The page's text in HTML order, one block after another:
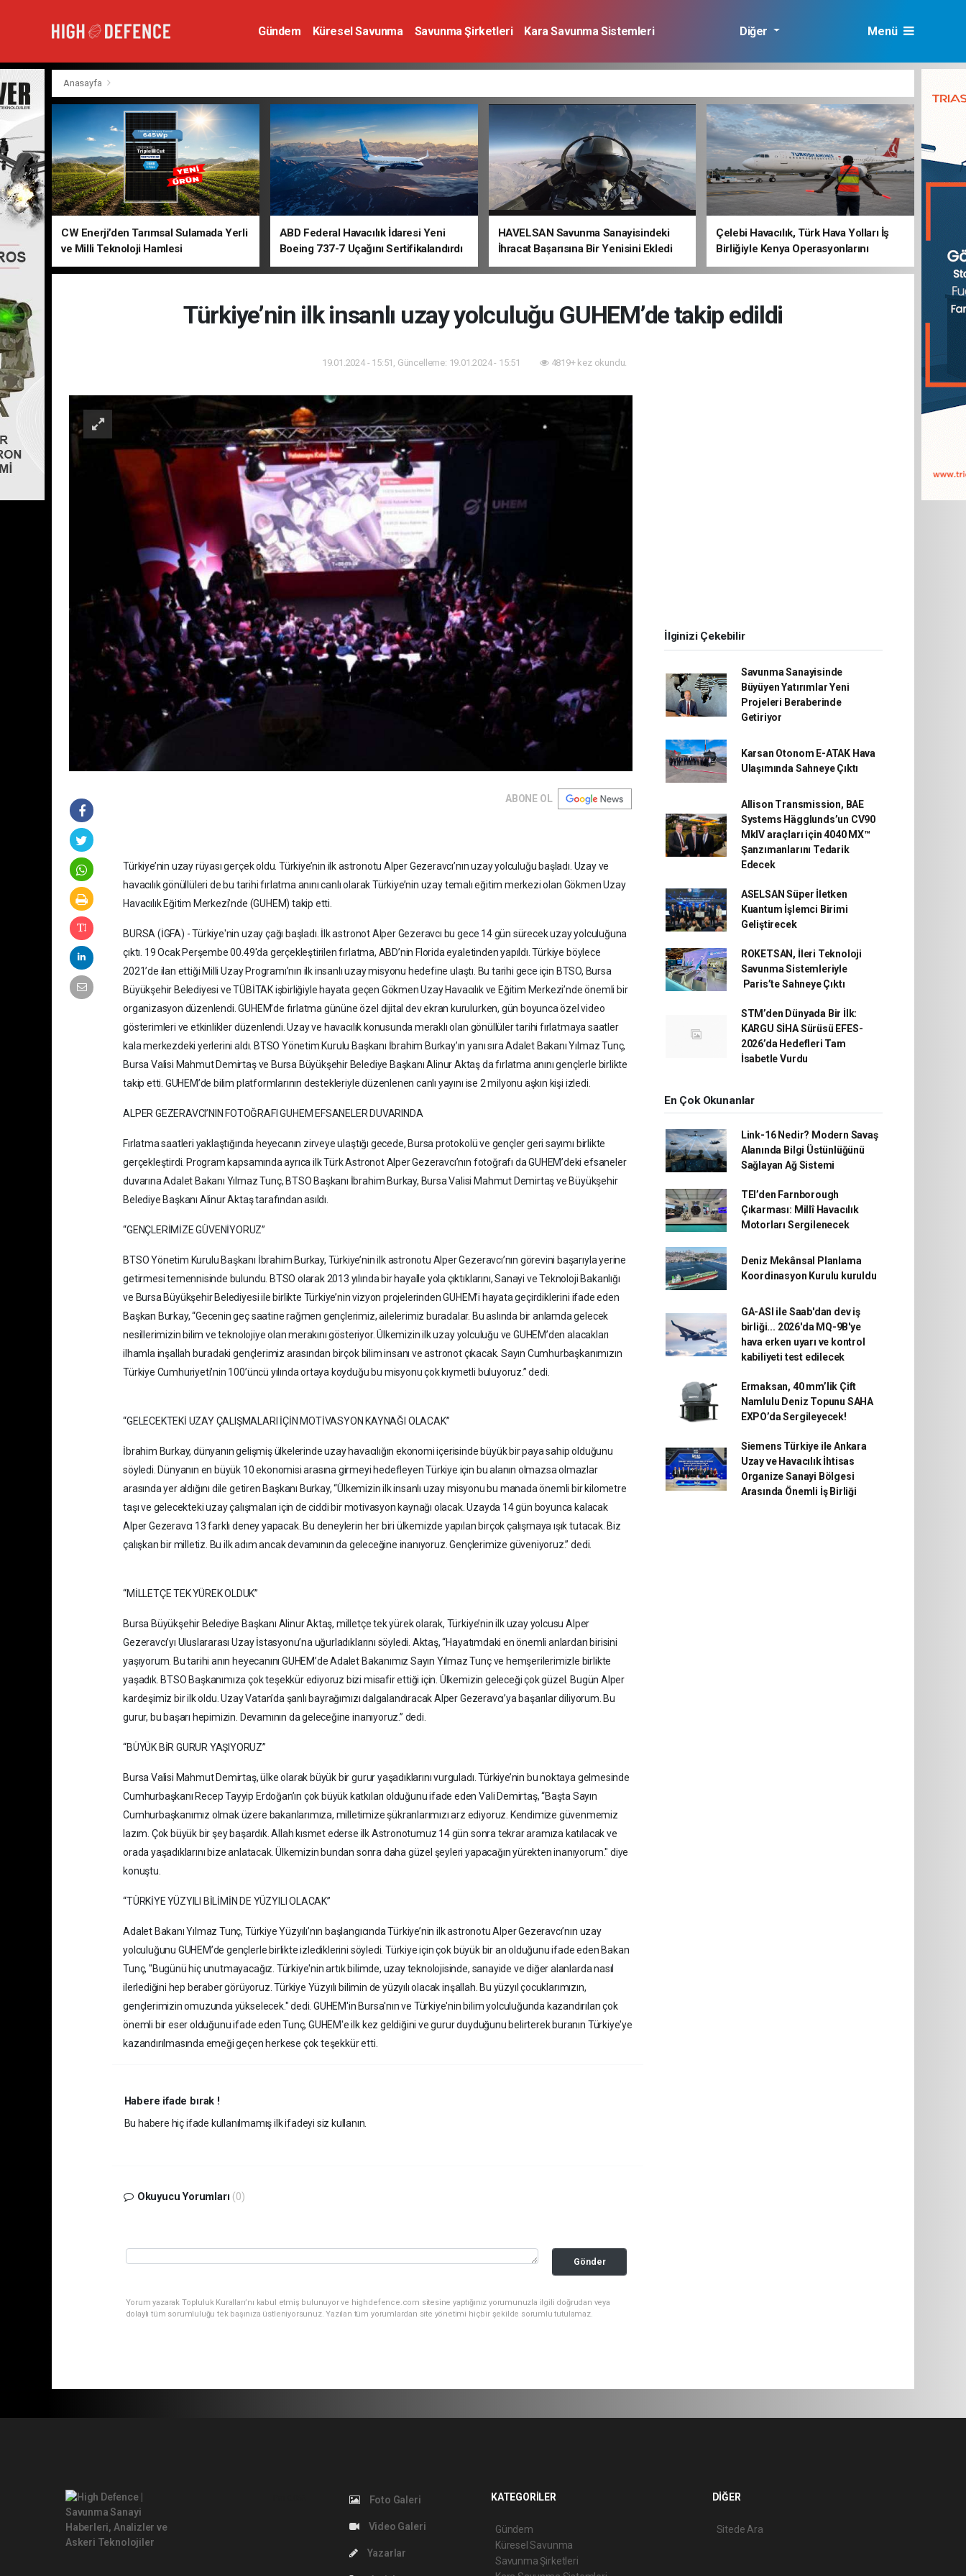
Gündem Küresel Savunma Savunma Şirketleri
Kara Savunma Sistemleri
Diğer Menü
Anasayfa
CW Enerji’den Tarımsal Sulamada Yerli
ve Milli Teknoloji Hamlesi
ABD Federal Havacılık İdaresi Yeni
Boeing 737-7 Uçağını Sertifikalandırdı
HAVELSAN Savunma Sanayisindeki
İhracat Başarısına Bir Yenisini Ekledi
Çelebi Havacılık, Türk Hava Yolları İş
Birliğiyle Kenya Operasyonlarını
Güçlendiriyor
Türkiye’nin ilk insanlı uzay yolculuğu GUHEM’de takip edildi
19.01.2024 - 15:51, Güncelleme: 19.01.2024 - 15:51 4819+ kez okundu.
ABONE OL
Türkiye’nin uzay rüyası gerçek oldu. Türkiye’nin ilk astronotu Alper Gezeravcı’nın uzay yolculuğu başladı. Uzay ve
havacılık gönüllüleri de bu tarihi fırlatma anını canlı olarak Türkiye’nin uzay temalı eğitim merkezi olan Gökmen Uzay
Havacılık Eğitim Merkezi’nde (GUHEM) takip etti.
BURSA (İGFA) - Türkiye'nin uzay çağı başladı. İlk astronot Alper Gezeravcı bu gece 14 gün sürecek uzay yolculuğuna
çıktı. 19 Ocak Perşembe 00.49'da gerçekleştirilen fırlatma, ABD’nin Florida eyaletinden yapıldı. Türkiye böylece
2021’de ilan ettiği Milli Uzay Programı’nın ilk insanlı uzay misyonu hedefine ulaştı. Bu tarihi gece için BTSO, Bursa
Büyükşehir Belediyesi ve TÜBİTAK işbirliğiyle hayata geçen Gökmen Uzay Havacılık ve Eğitim Merkezi’nde önemli bir
organizasyon düzenlendi. GUHEM’de fırlatma gününe özel dijital dev ekran kurulurken, gün boyunca özel video
gösterimleri ve etkinlikler düzenlendi. Uzay ve havacılık konusunda meraklı olan gönüllüler tarihi fırlatmaya saatler
kala merkezdeki yerlerini aldı. BTSO Yönetim Kurulu Başkanı İbrahim Burkay’ın yanı sıra Adalet Bakanı Yılmaz Tunç,
Bursa Valisi Mahmut Demirtaş ve Bursa Büyükşehir Belediye Başkanı Alinur Aktaş da fırlatma anını gençlerle birlikte
takip etti. GUHEM’de bilim platformlarının destekleriyle düzenlenen canlı yayını ise 2 milyonu aşkın kişi izledi.
ALPER GEZERAVCI’NIN FOTOĞRAFI GUHEM EFSANELER DUVARINDA
Fırlatma saatleri yaklaştığında heyecanın zirveye ulaştığı gecede, Bursa protokolü ve gençler geri sayımı birlikte
gerçekleştirdi. Program kapsamında ayrıca ilk Türk Astronot Alper Gezeravcı’nın fotoğrafı da GUHEM’deki efsaneler
duvarına Adalet Bakanı Yılmaz Tunç, BTSO Başkanı İbrahim Burkay, Bursa Valisi Mahmut Demirtaş ve Büyükşehir
Belediye Başkanı Alinur Aktaş tarafından asıldı.
“GENÇLERİMİZE GÜVENİYORUZ”
BTSO Yönetim Kurulu Başkanı İbrahim Burkay, Türkiye’nin ilk astronotu Alper Gezeravcı’nın görevini başarıyla yerine
getirmesi temennisinde bulundu. BTSO olarak 2013 yılında bir hayalle yola çıktıklarını, Sanayi ve Teknoloji Bakanlığı
ve Bursa Büyükşehir Belediyesi ile birlikte Türkiye’nin vizyon projelerinden GUHEM’i hayata geçirdiklerini ifade eden
Başkan Burkay, “Gecenin geç saatine rağmen gençlerimiz, ailelerimiz buradalar. Bu aslında bir anlamda gelecek
nesillerimizin bilim ve teknolojiye olan merakını gösteriyor. Ülkemizin ilk uzay yolculuğu ve GUHEM’den alacakları
ilhamla inşallah buradaki gençlerimiz arasından birçok bilim insanı ve astronot çıkacak. Sayın Cumhurbaşkanımızın
Türkiye Cumhuriyeti’nin 100’üncü yılında ortaya koyduğu bu misyonu çok kıymetli buluyoruz.” dedi.
“GELECEKTEKİ UZAY ÇALIŞMALARI İÇİN MOTİVASYON KAYNAĞI OLACAK”
İbrahim Burkay, dünyanın gelişmiş ülkelerinde uzay havacılığın ekonomi içerisinde büyük bir paya sahip olduğunu
söyledi. Dünyanın en büyük 10 ekonomisi arasına girmeyi hedefleyen Türkiye için bu alanın olmazsa olmazlar
arasında yer aldığını dile getiren Başkanı Burkay, “Ülkemizin ilk insanlı uzay misyonu bu manada önemli bir kilometre
taşı ve gelecekteki uzay çalışmaları için de ciddi bir motivasyon kaynağı olacak. Uzayda 14 gün boyunca kalacak
Alper Gezeravcı 13 farklı deney yapacak. Bu deneylerin her biri ülkemizde yapılan birçok çalışmaya ışık tutacak. Biz
çalışkan bir milletiz. Bu ilk adım ancak devamının da geleceğine inanıyoruz. Gençlerimize güveniyoruz.” dedi.
“MİLLETÇE TEK YÜREK OLDUK”
Bursa Büyükşehir Belediye Başkanı Alinur Aktaş, milletçe tek yürek olarak, Türkiye’nin ilk uzay yolcusu Alper
Gezeravcı’yı Uluslararası Uzay İstasyonu’na uğurladıklarını söyledi. Aktaş, “Hayatımdaki en önemli anlardan birisini
yaşıyorum. Bu tarihi anın heyecanını GUHEM’de Adalet Bakanımız Sayın Yılmaz Tunç ve hemşerilerimizle birlikte
yaşadık. BTSO Başkanımıza çok teşekkür ediyoruz bizi misafir ettiği için. Ülkemizin geleceği çok güzel. Bugün Alper
kardeşimiz bir ilk oldu. Uzay Vatan’da şanlı bayrağımızı dalgalandıracak Alper Gezeravcı’ya başarılar diliyorum. Bu
gurur, bu başarı hepimizin. Devamının da geleceğine inanıyoruz.” dedi.
“BÜYÜK BİR GURUR YAŞIYORUZ”
Bursa Valisi Mahmut Demirtaş, ülke olarak büyük bir gurur yaşadıklarını vurguladı. Türkiye’nin bu noktaya gelmesinde
Cumhurbaşkanı Recep Tayyip Erdoğan’ın çok büyük katkıları olduğunu ifade eden Vali Demirtaş, “Başta Sayın
Cumhurbaşkanımız olmak üzere bakanlarımıza, milletimize şükranlarımızı arz ediyoruz. Kendimize güvenmemiz
lazım. Çok büyük bir şey başardık. Allah kısmet ederse ilk Astronotumuz 14 gün sonra tekrar aramıza katılacak ve
orada yaşadıklarını bize anlatacak. Ülkemizin bundan sonra daha güzel şeyleri yapacağın yürekten inanıyorum." diye
konuştu.
“TÜRKİYE YÜZYILI BİLİMİN DE YÜZYILI OLACAK”
Adalet Bakanı Yılmaz Tunç, Türkiye Yüzyılı’nın başlangıcında Türkiye’nin ilk astronotu Alper Gezeravcı’nın uzay
yolculuğunu GUHEM’de gençlerle birlikte izlediklerini söyledi. Türkiye için çok büyük bir an olduğunu ifade eden Bakan
Tunç, "Bugünü hiç unutmayacağız. Türkiye'nin artık bilimde, uzay teknolojisinde, sanayide ve diğer alanlarda nasıl
ilerlediğini hep beraber görüyoruz. Türkiye Yüzyılı bilimin de yüzyılı olacak inşallah. Bu yüzyıl çocuklarımızın,
gençlerimizin omuzunda yükselecek." dedi. GUHEM'in Bursa'nın ve Türkiye'nin bilim yolculuğunda kazandırılan çok
önemli bir eser olduğunu ifade eden Tunç, GUHEM'e ilk kez geldiğini ve gurur duyduğunu belirterek buranın Türkiye'ye
kazandırılmasında emeği geçen herkese çok teşekkür etti.
Habere ifade bırak !
Bu habere hiç ifade kullanılmamış ilk ifadeyi siz kullanın.
Okuyucu Yorumları (0)
Gönder
Yorum yazarak Topluluk Kuralları’nı kabul etmiş bulunuyor ve highdefence.com sitesine yaptığınız yorumunuzla ilgili doğrudan veya
dolaylı tüm sorumluluğu tek başınıza üstleniyorsunuz. Yazılan tüm yorumlardan site yönetimi hiçbir şekilde sorumlu tutulamaz.
İlginizi Çekebilir
Savunma Sanayisinde
Büyüyen Yatırımlar Yeni
Projeleri Beraberinde
Getiriyor
Karsan Otonom E-ATAK Hava
Ulaşımında Sahneye Çıktı
Allison Transmission, BAE
Systems Hägglunds’un CV90
MkIV araçları için 4040 MX™
Şanzımanlarını Tedarik
Edecek
ASELSAN Süper İletken
Kuantum İşlemci Birimi
Geliştirecek
ROKETSAN, İleri Teknoloji
Savunma Sistemleriyle
Paris’te Sahneye Çıktı
STM’den Dünyada Bir İlk:
KARGU SİHA Sürüsü EFES-
2026’da Hedefleri Tam
İsabetle Vurdu
En Çok Okunanlar
Link-16 Nedir? Modern Savaş
Alanında Bilgi Üstünlüğünü
Sağlayan Ağ Sistemi
TEI’den Farnborough
Çıkarması: Millî Havacılık
Motorları Sergilenecek
Deniz Mekânsal Planlama
Koordinasyon Kurulu kuruldu
GA-ASI ile Saab'dan dev iş
birliği... 2026'da MQ-9B'ye
hava erken uyarı ve kontrol
kabiliyeti test edilecek
Ermaksan, 40 mm’lik Çift
Namlulu Deniz Topunu SAHA
EXPO’da Sergileyecek!
Siemens Türkiye ile Ankara
Uzay ve Havacılık İhtisas
Organize Sanayi Bölgesi
Arasında Önemli İş Birliği
Foto Galeri
Video Galeri
Yazarlar
KATEGORİLER
Gündem
Küresel Savunma
Savunma Şirketleri
DİĞER
Sitede Ara